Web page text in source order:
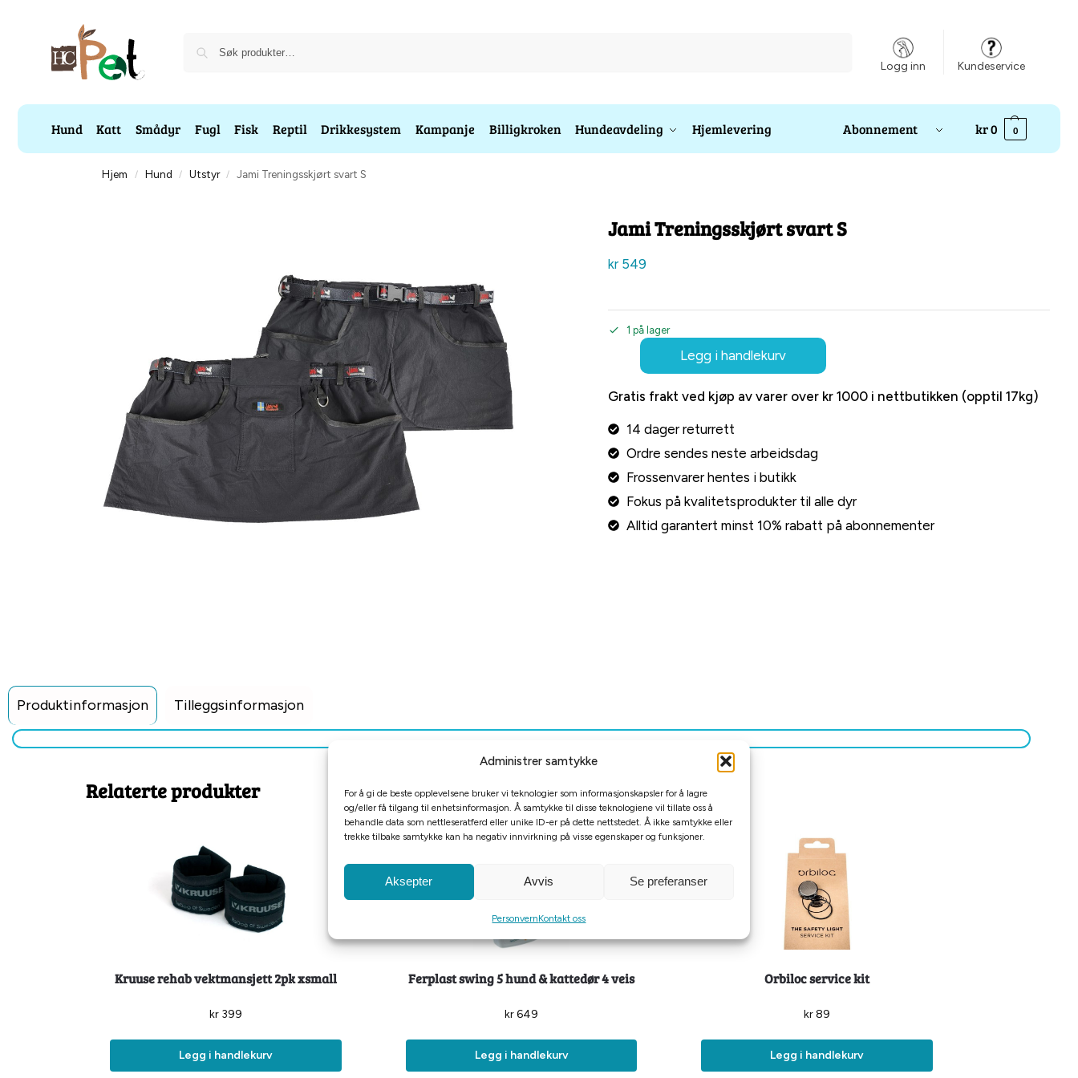
Administrer samtykke
For å gi de beste opplevelsene bruker vi teknologier som informasjonskapsler for å lagre
og/eller få tilgang til enhetsinformasjon. Å samtykke til disse teknologiene vil tillate oss å
behandle data som nettleseratferd eller unike ID-er på dette nettstedet. Å ikke samtykke eller
trekke tilbake samtykke kan ha negativ innvirkning på visse egenskaper og funksjoner.
Aksepter Avvis Se preferanser
PersonvernKontakt oss
Logg inn Kundeservice
Hund Katt Smådyr Fugl Fisk Reptil Drikkesystem Kampanje Billigkroken Hundeavdeling Hjemlevering Abonnement kr0 0
Hjem / Hund / Utstyr / Jami Treningsskjørt svart S
Jami Treningsskjørt svart S
kr549
1 på lager
Legg i handlekurv
Gratis frakt ved kjøp av varer over kr 1000 i nettbutikken (opptil 17kg)
14 dager returrett
Ordre sendes neste arbeidsdag
Frossenvarer hentes i butikk
Fokus på kvalitetsprodukter til alle dyr
Alltid garantert minst 10% rabatt på abonnementer
Produktinformasjon Tilleggsinformasjon
Relaterte produkter
Kruuse rehab vektmansjett 2pk xsmall
kr399
Legg i handlekurv
Ferplast swing 5 hund & kattedør 4 veis
kr649
Legg i handlekurv
Orbiloc service kit
kr89
Legg i handlekurv